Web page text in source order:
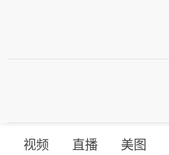
视频 直播 美图